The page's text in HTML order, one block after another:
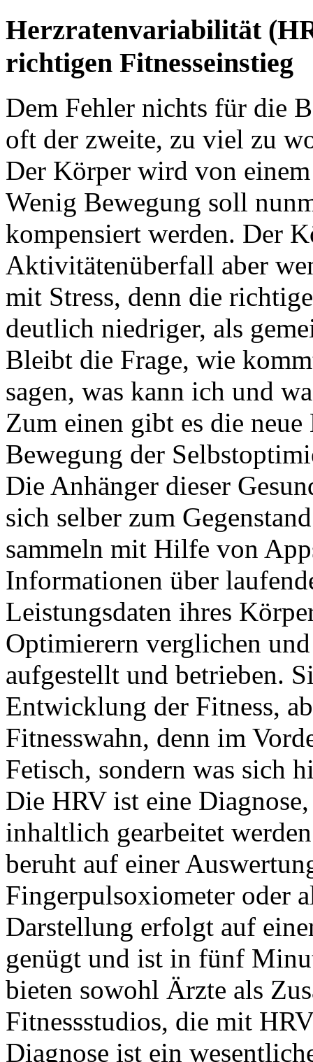
Herzratenvariabilität
richtigen Fitnesseinstieg
Dem Fehler nichts für die
oft der zweite, zu viel zu
Der Körper wird von
Wenig Bewegung soll
kompensiert werden. Der
Aktivitätenüberfall aber
mit Stress, denn die
deutlich niedriger, als
Bleibt die Frage, wie
sagen, was kann ich und
Zum einen gibt es die
Bewegung der
Die Anhänger dieser
sich selber zum
sammeln mit Hilfe von
Informationen über
Leistungsdaten ihres
Optimierern verglichen
aufgestellt und betrieben.
Entwicklung der Fitness,
Fitnesswahn, denn im
Fetisch, sondern was sich
Die HRV ist eine
inhaltlich gearbeitet
beruht auf einer
Fingerpulsoxiometer oder
Darstellung erfolgt auf
genügt und ist in fünf
bieten sowohl Ärzte als
Fitnessstudios, die mit
Diagnose ist ein